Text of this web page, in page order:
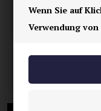
Wenn Sie auf
Verwendung von
Lieferung 2-4 Tage
60 Tage Rückgabe